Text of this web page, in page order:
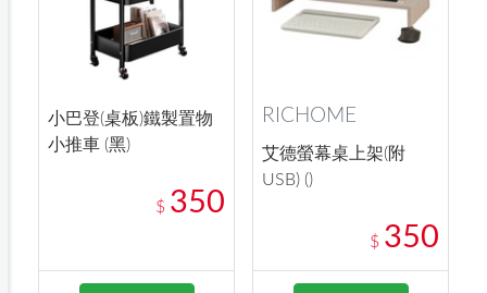
小巴登(桌板)鐵製置物
小推車 (黑)
$ 350
RICHOME
艾德螢幕桌上架(附
USB) ()
$ 350